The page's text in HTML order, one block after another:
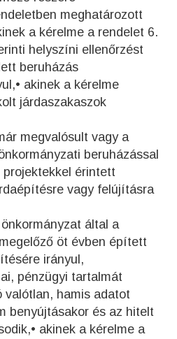
meghatározott
a kérelme a rendelet 6.
helyszíni ellenőrzést
beruházás
akinek a kérelme
járdaszakaszok
megvalósult vagy a
beruházással
érintett
vagy felújításra
által a
öt évben épített
irányul,
pénzügyi tartalmát
valótlan, hamis adatot
benyújtásakor és az hitelt
akinek a kérelme a